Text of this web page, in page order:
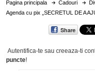
Pagina principala Cadouri
Agenda cu pix „SECRETUL DE A
Share
Autentifica-te sau creeaza-ti
puncte!